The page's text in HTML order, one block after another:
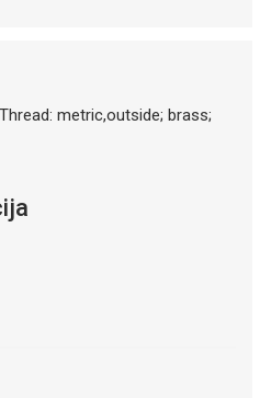
metric,outside; brass;